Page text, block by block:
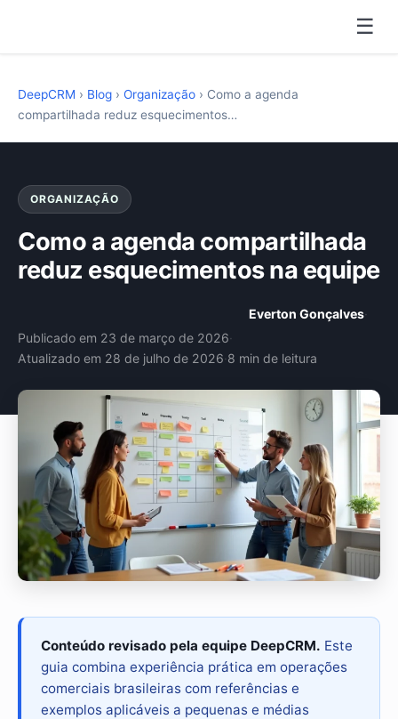
☰
DeepCRM › Blog › Organização › Como a agenda
compartilhada reduz esquecimentos…
ORGANIZAÇÃO
Como a agenda compartilhada
reduz esquecimentos na equipe
Everton Gonçalves·
Publicado em 23 de março de 2026·
Atualizado em 28 de julho de 2026·8 min de leitura
Conteúdo revisado pela equipe DeepCRM. Este
guia combina experiência prática em operações
comerciais brasileiras com referências e
exemplos aplicáveis a pequenas e médias